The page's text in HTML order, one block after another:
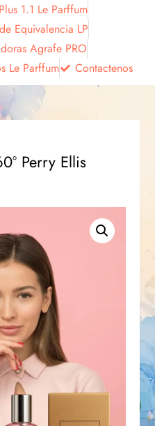
1.1 Le Parffum
Equivalencia LP
Agrafe PRO
Le Parffum
Contactenos
Perry Ellis